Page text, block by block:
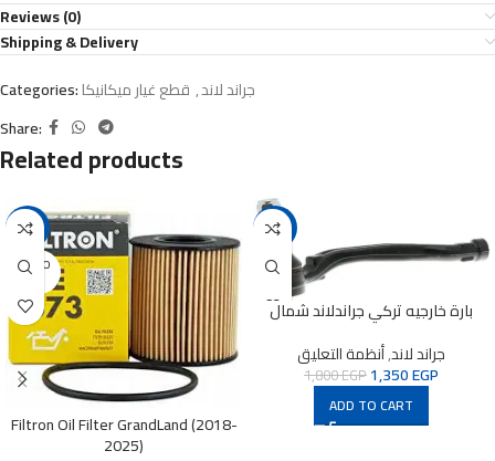
Reviews (0)
Shipping & Delivery
Categories:
جراند لاند, قطع غيار ميكانيكا
Share:
Related products
-19%
SOLD O
UT
Filtron Oil Filter GrandLand (2018-
2025)
-25%
بارة خارجيه تركي جراندلاند شمال
جراند لاند,أنظمة التعليق
1,800EGP1,350EGP
ADD TO CART